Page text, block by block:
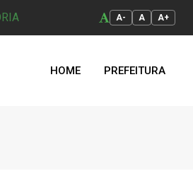
A- A A+
HOME PREFEITURA